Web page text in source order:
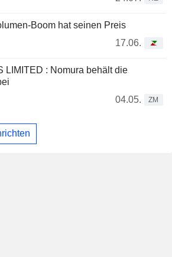
Boom hat seinen Preis
17.06.
LIMITED : Nomura behält die
04.05.
ZM